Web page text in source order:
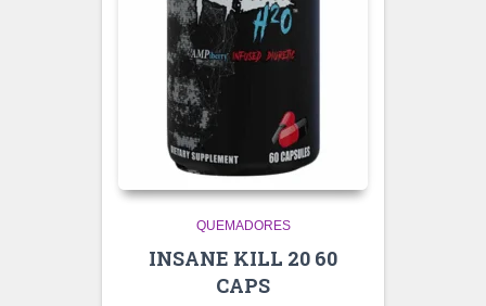
QUEMADORES
INSANE KILL 20 60
CAPS